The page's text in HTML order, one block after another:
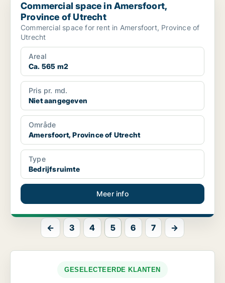
Commercial space in Amersfoort,
Province of Utrecht
Commercial space for rent in Amersfoort, Province of
Utrecht
Areal
Ca. 565 m2
Pris pr. md.
Niet aangegeven
Område
Amersfoort, Province of Utrecht
Type
Bedrijfsruimte
Meer info
← 3 4 5 6 7 →
GESELECTEERDE KLANTEN